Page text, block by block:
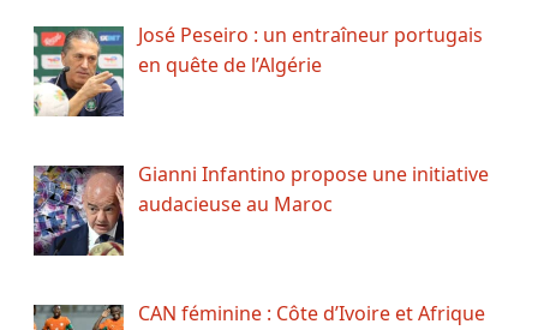
José Peseiro : un entraîneur portugais
en quête de l’Algérie
Gianni Infantino propose une initiative
audacieuse au Maroc
CAN féminine : Côte d’Ivoire et Afrique